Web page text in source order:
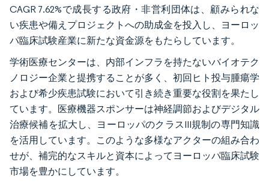
CAGR 7.62%で成長する政府・非営利団体は、顧みられな
い疾患や備えプロジェクトへの助成金を投入し、ヨーロッ
パ臨床試験産業に新たな資金源をもたらしています。
学術医療センターは、内部インフラを持たないバイオテク
ノロジー企業と提携することが多く、初回ヒト投与腫瘍学
および希少疾患試験において引き続き重要な役割を果たし
ています。医療機器スポンサーは神経調節およびデジタル
治療候補を拡大し、ヨーロッパのクラスIII規制の専門知識
を活用しています。このような多様なアクターの組み合わ
せが、補完的なスキルと資本によってヨーロッパ臨床試験
市場を豊かにしています。